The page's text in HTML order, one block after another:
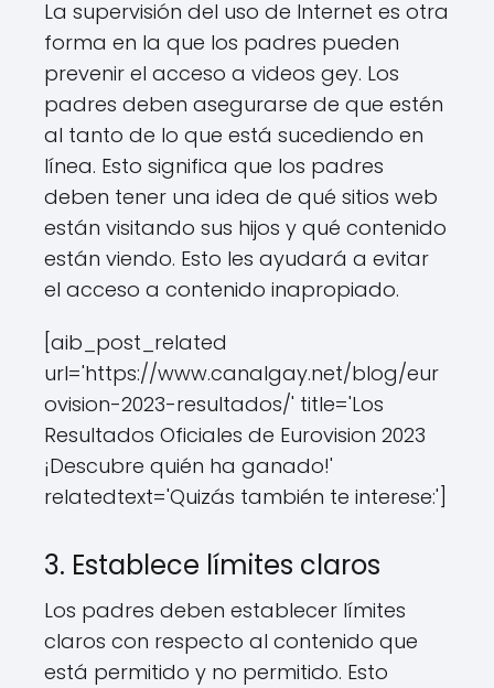
La supervisión del uso de Internet es otra
forma en la que los padres pueden
prevenir el acceso a videos gey. Los
padres deben asegurarse de que estén
al tanto de lo que está sucediendo en
línea. Esto significa que los padres
deben tener una idea de qué sitios web
están visitando sus hijos y qué contenido
están viendo. Esto les ayudará a evitar
el acceso a contenido inapropiado.
[aib_post_related
url='https://www.canalgay.net/blog/eur
ovision-2023-resultados/' title='Los
Resultados Oficiales de Eurovision 2023
¡Descubre quién ha ganado!'
relatedtext='Quizás también te interese:']
3. Establece límites claros
Los padres deben establecer límites
claros con respecto al contenido que
está permitido y no permitido. Esto